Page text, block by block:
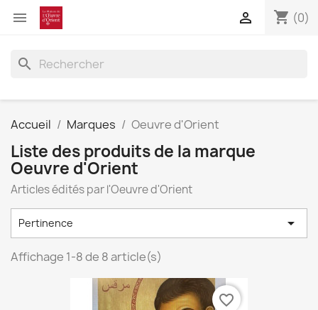
 shopping_cart (0)

search
Accueil Marques Oeuvre d'Orient
Liste des produits de la marque
Oeuvre d'Orient
Articles édités par l'Oeuvre d'Orient
Pertinence 
Affichage 1-8 de 8 article(s)
favorite_border